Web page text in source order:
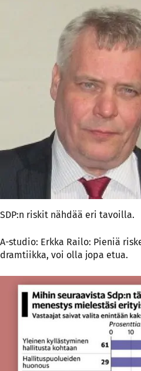
SDP:n riskit nähdää eri tavoilla.
A-studio: Erkka Railo: Pieniä
dramtiikka, voi olla jopa etua.